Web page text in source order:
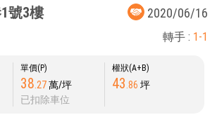
號3樓 2020/06/16
轉手 : 1-1
單價(P)
38 .27萬/坪
已扣除車位
權狀(A+B)
43 .86 坪